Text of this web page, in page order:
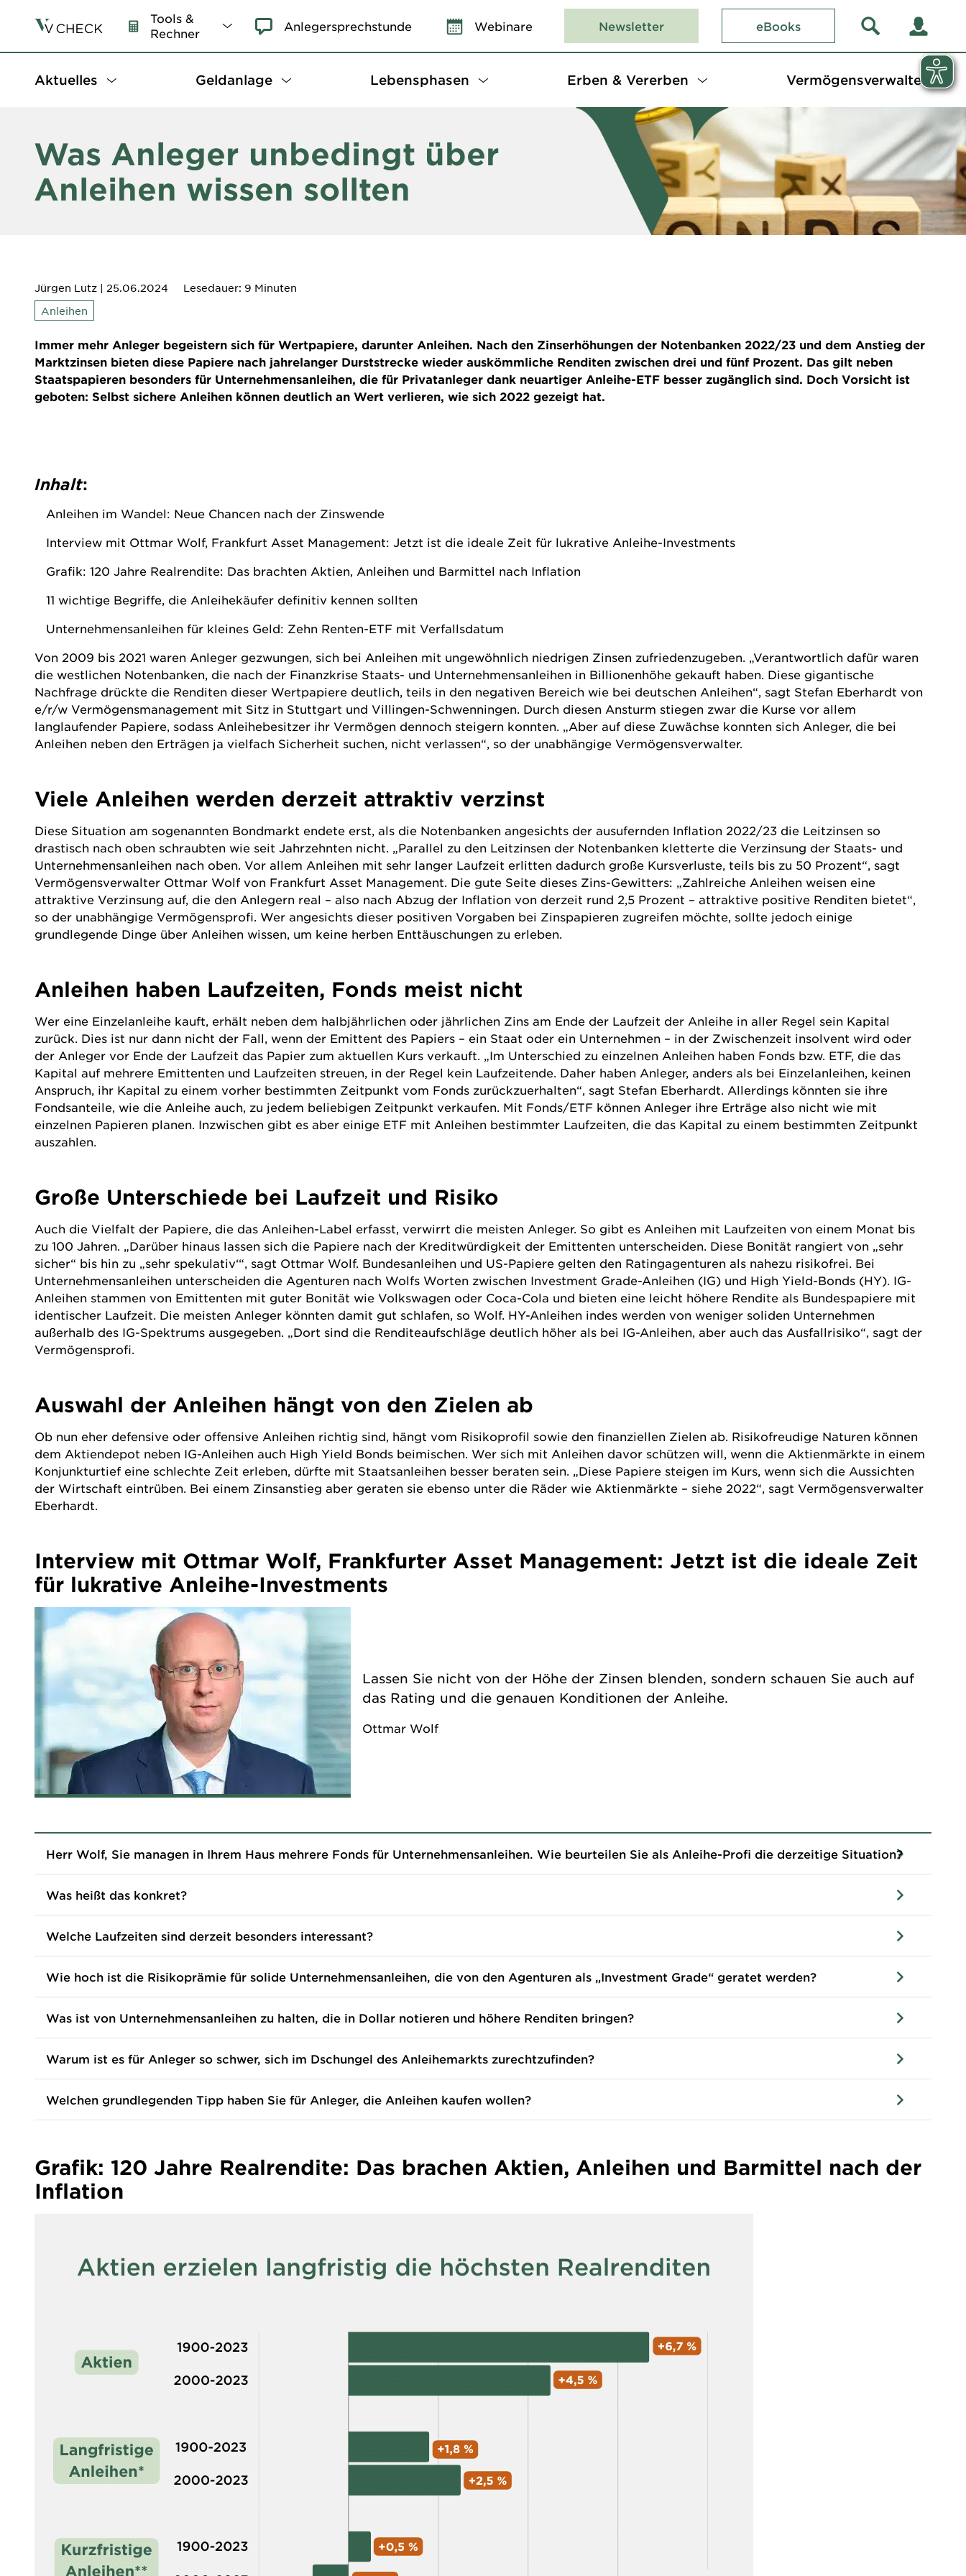
Tools &
Rechner
Anlegersprechstunde Webinare Newsletter eBooks
Aktuelles Geldanlage Lebensphasen Erben & Vererben Vermögensverwalter
Was Anleger unbedingt über
Anleihen wissen sollten
Jürgen Lutz | 25.06.2024
Lesedauer: 9 Minuten
Anleihen
Immer mehr Anleger begeistern sich für Wertpapiere, darunter Anleihen. Nach den Zinserhöhungen der Notenbanken 2022/23 und dem Anstieg der
Marktzinsen bieten diese Papiere nach jahrelanger Durststrecke wieder auskömmliche Renditen zwischen drei und fünf Prozent. Das gilt neben
Staatspapieren besonders für Unternehmensanleihen, die für Privatanleger dank neuartiger Anleihe-ETF besser zugänglich sind. Doch Vorsicht ist
geboten: Selbst sichere Anleihen können deutlich an Wert verlieren, wie sich 2022 gezeigt hat.
Inhalt:
Anleihen im Wandel: Neue Chancen nach der Zinswende
Interview mit Ottmar Wolf, Frankfurt Asset Management: Jetzt ist die ideale Zeit für lukrative Anleihe-Investments
Grafik: 120 Jahre Realrendite: Das brachten Aktien, Anleihen und Barmittel nach Inflation
11 wichtige Begriffe, die Anleihekäufer definitiv kennen sollten
Unternehmensanleihen für kleines Geld: Zehn Renten-ETF mit Verfallsdatum
Von 2009 bis 2021 waren Anleger gezwungen, sich bei Anleihen mit ungewöhnlich niedrigen Zinsen zufriedenzugeben. „Verantwortlich dafür waren
die westlichen Notenbanken, die nach der Finanzkrise Staats- und Unternehmensanleihen in Billionenhöhe gekauft haben. Diese gigantische
Nachfrage drückte die Renditen dieser Wertpapiere deutlich, teils in den negativen Bereich wie bei deutschen Anleihen“, sagt Stefan Eberhardt von
e/r/w Vermögensmanagement mit Sitz in Stuttgart und Villingen-Schwenningen. Durch diesen Ansturm stiegen zwar die Kurse vor allem
langlaufender Papiere, sodass Anleihebesitzer ihr Vermögen dennoch steigern konnten. „Aber auf diese Zuwächse konnten sich Anleger, die bei
Anleihen neben den Erträgen ja vielfach Sicherheit suchen, nicht verlassen“, so der unabhängige Vermögensverwalter.
Viele Anleihen werden derzeit attraktiv verzinst
Diese Situation am sogenannten Bondmarkt endete erst, als die Notenbanken angesichts der ausufernden Inflation 2022/23 die Leitzinsen so
drastisch nach oben schraubten wie seit Jahrzehnten nicht. „Parallel zu den Leitzinsen der Notenbanken kletterte die Verzinsung der Staats- und
Unternehmensanleihen nach oben. Vor allem Anleihen mit sehr langer Laufzeit erlitten dadurch große Kursverluste, teils bis zu 50 Prozent“, sagt
Vermögensverwalter Ottmar Wolf von Frankfurt Asset Management. Die gute Seite dieses Zins-Gewitters: „Zahlreiche Anleihen weisen eine
attraktive Verzinsung auf, die den Anlegern real – also nach Abzug der Inflation von derzeit rund 2,5 Prozent – attraktive positive Renditen bietet“,
so der unabhängige Vermögensprofi. Wer angesichts dieser positiven Vorgaben bei Zinspapieren zugreifen möchte, sollte jedoch einige
grundlegende Dinge über Anleihen wissen, um keine herben Enttäuschungen zu erleben.
Anleihen haben Laufzeiten, Fonds meist nicht
Wer eine Einzelanleihe kauft, erhält neben dem halbjährlichen oder jährlichen Zins am Ende der Laufzeit der Anleihe in aller Regel sein Kapital
zurück. Dies ist nur dann nicht der Fall, wenn der Emittent des Papiers – ein Staat oder ein Unternehmen – in der Zwischenzeit insolvent wird oder
der Anleger vor Ende der Laufzeit das Papier zum aktuellen Kurs verkauft. „Im Unterschied zu einzelnen Anleihen haben Fonds bzw. ETF, die das
Kapital auf mehrere Emittenten und Laufzeiten streuen, in der Regel kein Laufzeitende. Daher haben Anleger, anders als bei Einzelanleihen, keinen
Anspruch, ihr Kapital zu einem vorher bestimmten Zeitpunkt vom Fonds zurückzuerhalten“, sagt Stefan Eberhardt. Allerdings könnten sie ihre
Fondsanteile, wie die Anleihe auch, zu jedem beliebigen Zeitpunkt verkaufen. Mit Fonds/ETF können Anleger ihre Erträge also nicht wie mit
einzelnen Papieren planen. Inzwischen gibt es aber einige ETF mit Anleihen bestimmter Laufzeiten, die das Kapital zu einem bestimmten Zeitpunkt
auszahlen.
Große Unterschiede bei Laufzeit und Risiko
Auch die Vielfalt der Papiere, die das Anleihen-Label erfasst, verwirrt die meisten Anleger. So gibt es Anleihen mit Laufzeiten von einem Monat bis
zu 100 Jahren. „Darüber hinaus lassen sich die Papiere nach der Kreditwürdigkeit der Emittenten unterscheiden. Diese Bonität rangiert von „sehr
sicher“ bis hin zu „sehr spekulativ‘“, sagt Ottmar Wolf. Bundesanleihen und US-Papiere gelten den Ratingagenturen als nahezu risikofrei. Bei
Unternehmensanleihen unterscheiden die Agenturen nach Wolfs Worten zwischen Investment Grade-Anleihen (IG) und High Yield-Bonds (HY). IG-
Anleihen stammen von Emittenten mit guter Bonität wie Volkswagen oder Coca-Cola und bieten eine leicht höhere Rendite als Bundespapiere mit
identischer Laufzeit. Die meisten Anleger könnten damit gut schlafen, so Wolf. HY-Anleihen indes werden von weniger soliden Unternehmen
außerhalb des IG-Spektrums ausgegeben. „Dort sind die Renditeaufschläge deutlich höher als bei IG-Anleihen, aber auch das Ausfallrisiko“, sagt der
Vermögensprofi.
Auswahl der Anleihen hängt von den Zielen ab
Ob nun eher defensive oder offensive Anleihen richtig sind, hängt vom Risikoprofil sowie den finanziellen Zielen ab. Risikofreudige Naturen können
dem Aktiendepot neben IG-Anleihen auch High Yield Bonds beimischen. Wer sich mit Anleihen davor schützen will, wenn die Aktienmärkte in einem
Konjunkturtief eine schlechte Zeit erleben, dürfte mit Staatsanleihen besser beraten sein. „Diese Papiere steigen im Kurs, wenn sich die Aussichten
der Wirtschaft eintrüben. Bei einem Zinsanstieg aber geraten sie ebenso unter die Räder wie Aktienmärkte – siehe 2022“, sagt Vermögensverwalter
Eberhardt.
Interview mit Ottmar Wolf, Frankfurter Asset Management: Jetzt ist die ideale Zeit
für lukrative Anleihe-Investments
Lassen Sie nicht von der Höhe der Zinsen blenden, sondern schauen Sie auch auf
das Rating und die genauen Konditionen der Anleihe.
Ottmar Wolf
Herr Wolf, Sie managen in Ihrem Haus mehrere Fonds für Unternehmensanleihen. Wie beurteilen Sie als Anleihe-Profi die derzeitige Situation?
Was heißt das konkret?
Welche Laufzeiten sind derzeit besonders interessant?
Wie hoch ist die Risikoprämie für solide Unternehmensanleihen, die von den Agenturen als „Investment Grade“ geratet werden?
Was ist von Unternehmensanleihen zu halten, die in Dollar notieren und höhere Renditen bringen?
Warum ist es für Anleger so schwer, sich im Dschungel des Anleihemarkts zurechtzufinden?
Welchen grundlegenden Tipp haben Sie für Anleger, die Anleihen kaufen wollen?
Grafik: 120 Jahre Realrendite: Das brachen Aktien, Anleihen und Barmittel nach der
Inflation